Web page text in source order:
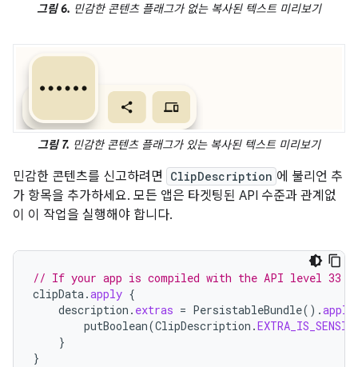
그림 6. 민감한 콘텐츠 플래그가 없는 복사된 텍스트 미리보기
그림 7. 민감한 콘텐츠 플래그가 있는 복사된 텍스트 미리보기
민감한 콘텐츠를 신고하려면 ClipDescription 에 불리언 추
가 항목을 추가하세요. 모든 앱은 타겟팅된 API 수준과 관계없
이 이 작업을 실행해야 합니다.
// If your app is compiled with the API level 33
clipData.apply {
description . extras = PersistableBundle().apply
putBoolean(ClipDescription .
}
}